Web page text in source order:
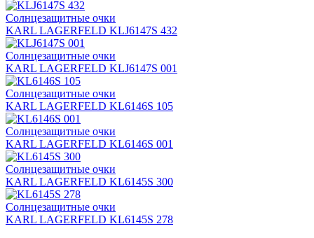
Солнцезащитные очки
KARL LAGERFELD KLJ6147S 432
Солнцезащитные очки
KARL LAGERFELD KLJ6147S 001
Солнцезащитные очки
KARL LAGERFELD KL6146S 105
Солнцезащитные очки
KARL LAGERFELD KL6146S 001
Солнцезащитные очки
KARL LAGERFELD KL6145S 300
Солнцезащитные очки
KARL LAGERFELD KL6145S 278